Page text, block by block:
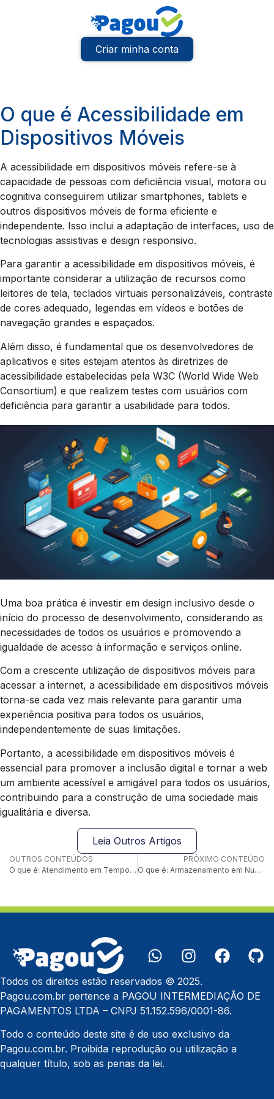
Criar minha conta
O que é Acessibilidade em
Dispositivos Móveis
A acessibilidade em dispositivos móveis refere-se à
capacidade de pessoas com deficiência visual, motora ou
cognitiva conseguirem utilizar smartphones, tablets e
outros dispositivos móveis de forma eficiente e
independente. Isso inclui a adaptação de interfaces, uso de
tecnologias assistivas e design responsivo.
Para garantir a acessibilidade em dispositivos móveis, é
importante considerar a utilização de recursos como
leitores de tela, teclados virtuais personalizáveis, contraste
de cores adequado, legendas em vídeos e botões de
navegação grandes e espaçados.
Além disso, é fundamental que os desenvolvedores de
aplicativos e sites estejam atentos às diretrizes de
acessibilidade estabelecidas pela W3C (World Wide Web
Consortium) e que realizem testes com usuários com
deficiência para garantir a usabilidade para todos.
Uma boa prática é investir em design inclusivo desde o
início do processo de desenvolvimento, considerando as
necessidades de todos os usuários e promovendo a
igualdade de acesso à informação e serviços online.
Com a crescente utilização de dispositivos móveis para
acessar a internet, a acessibilidade em dispositivos móveis
torna-se cada vez mais relevante para garantir uma
experiência positiva para todos os usuários,
independentemente de suas limitações.
Portanto, a acessibilidade em dispositivos móveis é
essencial para promover a inclusão digital e tornar a web
um ambiente acessível e amigável para todos os usuários,
contribuindo para a construção de uma sociedade mais
igualitária e diversa.
Leia Outros Artigos
OUTROS CONTEÚDOS
O que é: Atendimento em Tempo Real
PRÓXIMO CONTEÚDO
O que é: Armazenamento em Nuvem de Dados Financeiros
Todos os direitos estão reservados © 2025.
Pagou.com.br pertence a PAGOU INTERMEDIAÇÃO DE
PAGAMENTOS LTDA – CNPJ 51.152.596/0001-86.
Todo o conteúdo deste site é de uso exclusivo da
Pagou.com.br. Proibida reprodução ou utilização a
qualquer título, sob as penas da lei.